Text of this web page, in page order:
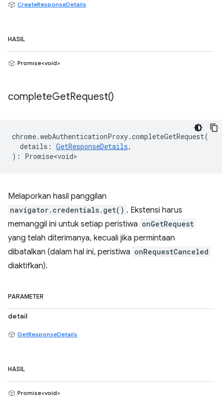
CreateResponseDetails
HASIL
Promise<void>
completeGetRequest()
chrome.webAuthenticationProxy.completeGetRequest(
details : GetResponseDetails,
) : Promise<void>
Melaporkan hasil panggilan
navigator.credentials.get() . Ekstensi harus
memanggil ini untuk setiap peristiwa onGetRequest
yang telah diterimanya, kecuali jika permintaan
dibatalkan (dalam hal ini, peristiwa onRequestCanceled
diaktifkan).
PARAMETER
detail
GetResponseDetails
HASIL
Promise<void>